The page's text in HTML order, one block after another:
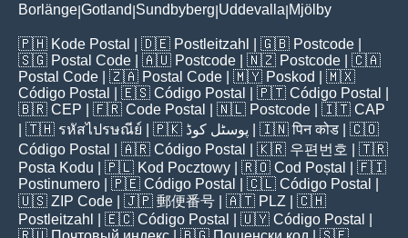
Borlänge Gotland Sundbyberg Uddevalla Mjölby
🇵🇭 Kode Postal | 🇩🇪 Postleitzahl | 🇬🇧 Postcode
🇸🇬 Postal Code | 🇦🇺 Postcode | 🇳🇿 Postcode | 🇨🇦
Postal Code | 🇿🇦 Postal Code | 🇲🇾 Poskod
| 🇲🇽
Código Postal
| 🇪🇸 Código Postal | 🇵🇹 Código Postal
🇧🇷 CEP | 🇫🇷 Code Postal | 🇳🇱 Postcode | 🇮🇹 CAP
| 🇹🇭 รหัสไปรษณีย์ | 🇵🇰 پوسٹل کوڈ | 🇮🇳पिन कोड | 🇨🇴
Código Postal
| 🇦🇷 Código Postal | 🇰🇷 우편번호
| 🇹🇷
Posta Kodu | 🇵🇱 Kod Pocztowy | 🇷🇴 Cod Poștal
| 🇫🇮
Postinumero | 🇵🇪 Código Postal | 🇨🇱 Código Postal
🇺🇸 ZIP Code | 🇯🇵 郵便番号 | 🇦🇹 PLZ | 🇨🇭
Postleitzahl
| 🇪🇨 Código Postal | 🇺🇾 Código Postal